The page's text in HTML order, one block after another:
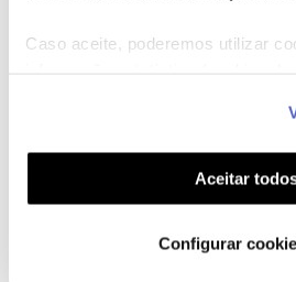
Caso aceite, poderemos utilizar
funcionalidades (cookies de
funcionalidade) e adaptar
(cookies de publicidade
utilização dos cookies clicando
Aceitar
Configurar
Como disse algúem um dia " Desde
Para valer os nossos direitos e quem
Para quem é sortudo como nós que